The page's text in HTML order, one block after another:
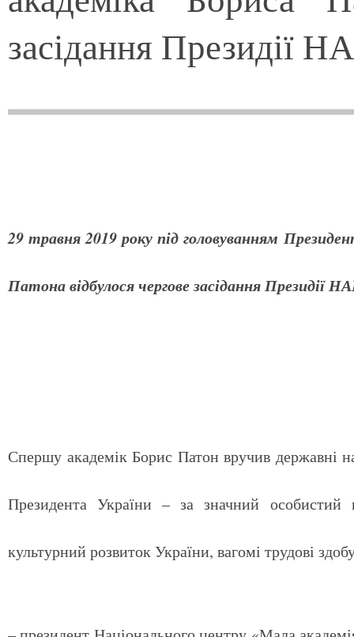
засідання Президії
29 травня 2019 року під головуванням
Патона відбулося чергове засідання Президії
Спершу академік Борис Патон вручив державні
Президента України – за значний особистий
культурний розвиток України, вагомі трудові